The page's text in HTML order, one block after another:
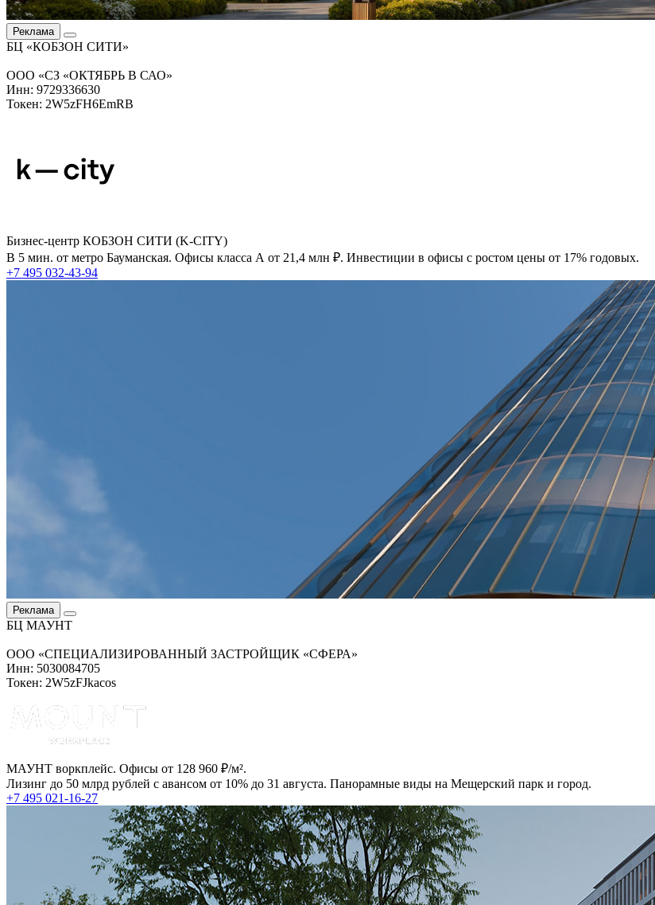
Реклама
БЦ «КОБЗОН СИТИ»
ООО «СЗ «ОКТЯБРЬ В САО»
Инн: 9729336630
Токен: 2W5zFH6EmRB
Бизнес-центр КОБЗОН СИТИ (K-CITY)
В 5 мин. от метро Бауманская. Офисы класса А от 21,4 млн ₽. Инвестиции в офисы с ростом цены от 17% годовых.
+7 495 032-43-94
Реклама
БЦ МАУНТ
ООО «СПЕЦИАЛИЗИРОВАННЫЙ ЗАСТРОЙЩИК «СФЕРА»
Инн: 5030084705
Токен: 2W5zFJkacos
МАУНТ воркплейс. Офисы от 128 960 ₽/м².
Лизинг до 50 млрд рублей с авансом от 10% до 31 августа. Панорамные виды на Мещерский парк и город.
+7 495 021-16-27